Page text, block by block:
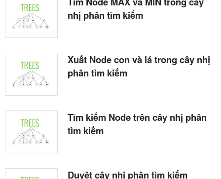
nhị phân tìm kiếm
Xuất Node con và lá trong cây nhị
phân tìm kiếm
Tìm kiếm Node trên cây nhị phân
tìm kiếm
Duyệt cây nhị phân tìm kiếm